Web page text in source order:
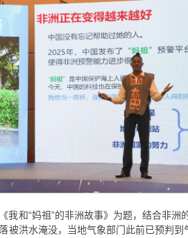
我和“妈祖”的非洲故事》为题，结合非
被洪水淹没，当地气象部门此前已预判